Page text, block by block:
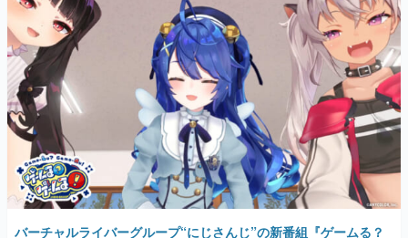
バーチャルライバーグループ“にじさんじ”の新番組『ゲームる？
ゲームる！』5月4日に放送開始。初回は夜見れな、天宮こころ、
魔使マオが『星のカービィ ディスカバリー』をプレイ
2022年5月3日 公開